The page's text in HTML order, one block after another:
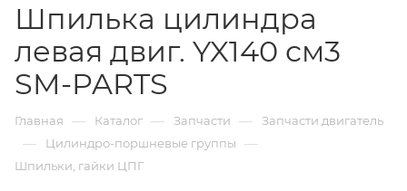
Шпилька цилиндра
левая двиг. YX140 см3
SM-PARTS
Главная — Каталог — Запчасти — Запчасти двигатель
— Цилиндро-поршневые группы —
Шпильки, гайки ЦПГ